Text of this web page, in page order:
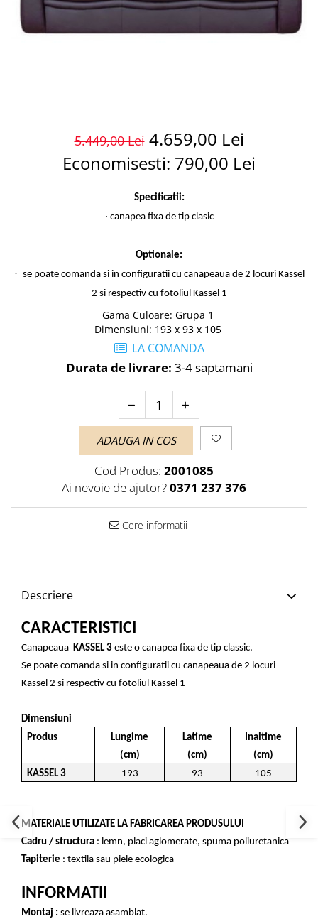
5.449,00 Lei 4.659,00 Lei
Economisesti: 790,00 Lei
Specificatii:
· canapea fixa de tip clasic
Optionale:
· se poate comanda si in configuratii cu canapeaua de 2 locuri Kassel
2 si respectiv cu fotoliul Kassel 1
Gama Culoare: Grupa 1
Dimensiuni: 193 x 93 x 105
LA COMANDA
Durata de livrare: 3-4 saptamani
ADAUGA IN COS
Cod Produs: 2001085
Ai nevoie de ajutor?0371 237 376
Cere informatii
Descriere
CARACTERISTICI
Canapeaua KASSEL 3 este o canapea fixa de tip classic.
Se poate comanda si in configuratii cu canapeaua de 2 locuri
Kassel 2 si respectiv cu fotoliul Kassel 1
Dimensiuni
Produs
Lungime
(cm)
Latime
(cm)
Inaltime
(cm)
KASSEL 3
193 93 105
MATERIALE UTILIZATE LA FABRICAREA PRODUSULUI
Cadru / structura : lemn, placi aglomerate, spuma poliuretanica
Tapiterie : textila sau piele ecologica
INFORMATII
Montaj : se livreaza asamblat.